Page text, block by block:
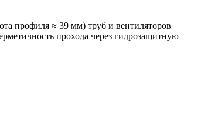
профиля ≈ 39 мм) труб и вентиляторов
прохода через гидрозащитную